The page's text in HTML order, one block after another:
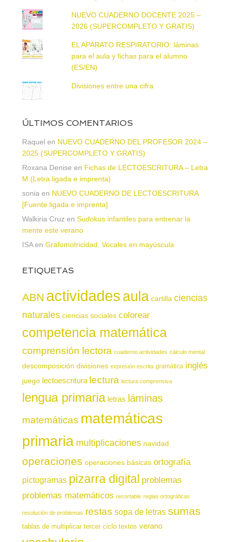
NUEVO CUADERNO DOCENTE 2025 –
2026 (SUPERCOMPLETO Y GRATIS)
EL APARATO RESPIRATORIO: láminas
para el aula y fichas para el alumno
(ES/EN)
Divisiones entre una cifra
ÚLTIMOS COMENTARIOS
Raquel en NUEVO CUADERNO DEL PROFESOR 2024 –
2025 (SUPERCOMPLETO Y GRATIS)
Roxana Denise en Fichas de LECTOESCRITURA – Letra
M (Letra ligada e imprenta)
sonia en NUEVO CUADERNO DE LECTOESCRITURA
[Fuente ligada e imprenta]
Walkiria Cruz en Sudokus infantiles para entrenar la
mente este verano
ISAen Grafomotricidad. Vocales en mayúscula
ETIQUETAS
ABN actividadesaula cartilla ciencias
naturales ciencias sociales colorear
competencia matemática
comprensión lectora cuaderno actividades cálculo mental
descomposición divisiones expresión escrita gramática inglés
juego lectoescritura lectura lectura comprensiva
lengua primaria letras láminas
matemáticas matemáticas
primaria multiplicaciones navidad
operaciones operaciones básicas ortografía
pictogramas pizarra digital problemas
problemas matemáticos recortable reglas ortográficas
resolución de problemas restas sopa de letras sumas
tablas de multiplicar tercer ciclo textos verano